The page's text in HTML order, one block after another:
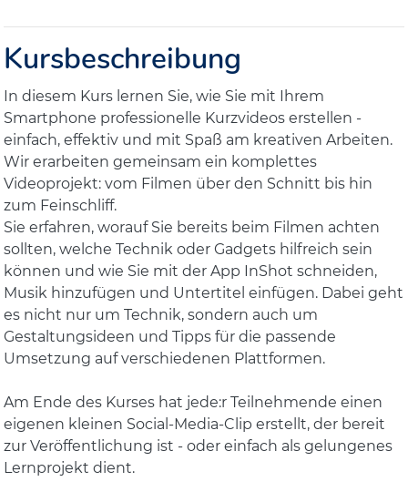
Kursbeschreibung
In diesem Kurs lernen Sie, wie Sie mit Ihrem
Smartphone professionelle Kurzvideos erstellen -
einfach, effektiv und mit Spaß am kreativen Arbeiten.
Wir erarbeiten gemeinsam ein komplettes
Videoprojekt: vom Filmen über den Schnitt bis hin
zum Feinschliff.
Sie erfahren, worauf Sie bereits beim Filmen achten
sollten, welche Technik oder Gadgets hilfreich sein
können und wie Sie mit der App InShot schneiden,
Musik hinzufügen und Untertitel einfügen. Dabei geht
es nicht nur um Technik, sondern auch um
Gestaltungsideen und Tipps für die passende
Umsetzung auf verschiedenen Plattformen.
Am Ende des Kurses hat jede:r Teilnehmende einen
eigenen kleinen Social-Media-Clip erstellt, der bereit
zur Veröffentlichung ist - oder einfach als gelungenes
Lernprojekt dient.